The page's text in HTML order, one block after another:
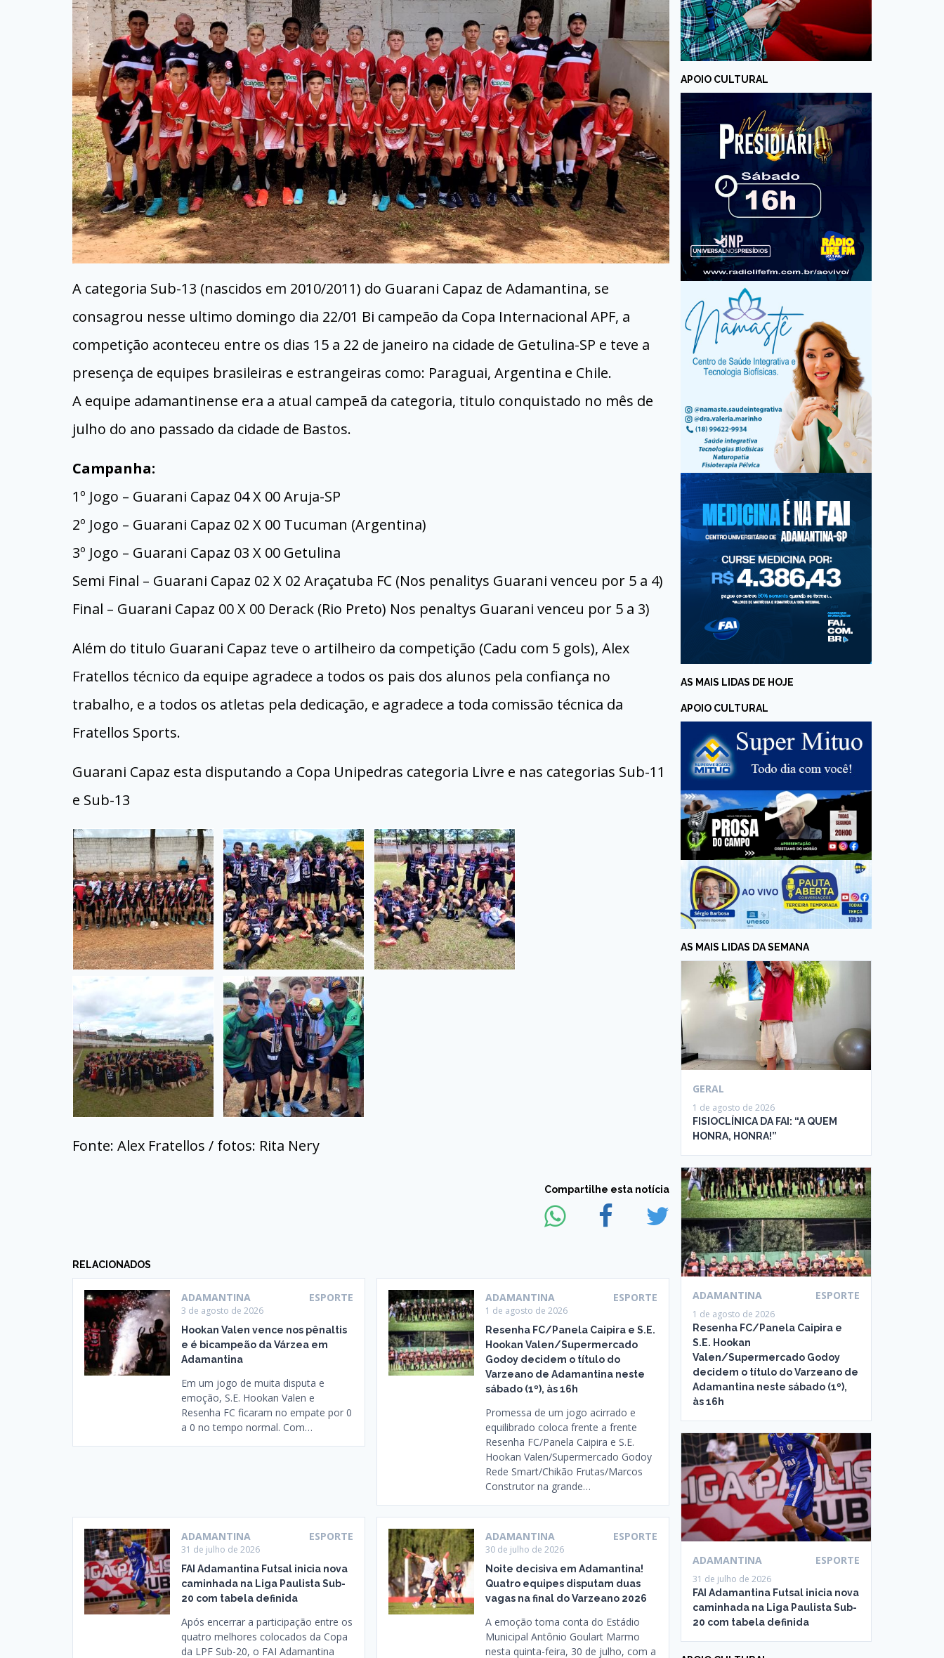
A categoria Sub-13 (nascidos em 2010/2011) do Guarani Capaz de Adamantina, se
consagrou nesse ultimo domingo dia 22/01 Bi campeão da Copa Internacional APF, a
competição aconteceu entre os dias 15 a 22 de janeiro na cidade de Getulina-SP e teve a
presença de equipes brasileiras e estrangeiras como: Paraguai, Argentina e Chile.
A equipe adamantinense era a atual campeã da categoria, titulo conquistado no mês de
julho do ano passado da cidade de Bastos.
Campanha:
1º Jogo – Guarani Capaz 04 X 00 Aruja-SP
2º Jogo – Guarani Capaz 02 X 00 Tucuman (Argentina)
3º Jogo – Guarani Capaz 03 X 00 Getulina
Semi Final – Guarani Capaz 02 X 02 Araçatuba FC (Nos penalitys Guarani venceu por 5 a 4)
Final – Guarani Capaz 00 X 00 Derack (Rio Preto) Nos penaltys Guarani venceu por 5 a 3)
Além do titulo Guarani Capaz teve o artilheiro da competição (Cadu com 5 gols), Alex
Fratellos técnico da equipe agradece a todos os pais dos alunos pela confiança no
trabalho, e a todos os atletas pela dedicação, e agradece a toda comissão técnica da
Fratellos Sports.
Guarani Capaz esta disputando a Copa Unipedras categoria Livre e nas categorias Sub-11
e Sub-13
Fonte: Alex Fratellos / fotos: Rita Nery
Compartilhe esta notícia
RELACIONADOS
ADAMANTINA ESPORTE
3 de agosto de 2026
Hookan Valen vence nos pênaltis
e é bicampeão da Várzea em
Adamantina
Em um jogo de muita disputa e
emoção, S.E. Hookan Valen e
Resenha FC ficaram no empate por 0
a 0 no tempo normal. Com…
ADAMANTINA ESPORTE
1 de agosto de 2026
Resenha FC/Panela Caipira e S.E.
Hookan Valen/Supermercado
Godoy decidem o título do
Varzeano de Adamantina neste
sábado (1º), às 16h
Promessa de um jogo acirrado e
equilibrado coloca frente a frente
Resenha FC/Panela Caipira e S.E.
Hookan Valen/Supermercado Godoy
Rede Smart/Chikão Frutas/Marcos
Construtor na grande…
ADAMANTINA ESPORTE
31 de julho de 2026
FAI Adamantina Futsal inicia nova
caminhada na Liga Paulista Sub-
20 com tabela definida
Após encerrar a participação entre os
quatro melhores colocados da Copa
da LPF Sub-20, o FAI Adamantina
ADAMANTINA ESPORTE
30 de julho de 2026
Noite decisiva em Adamantina!
Quatro equipes disputam duas
vagas na final do Varzeano 2026
A emoção toma conta do Estádio
Municipal Antônio Goulart Marmo
nesta quinta-feira, 30 de julho, com a
APOIO CULTURAL
AS MAIS LIDAS DE HOJE
APOIO CULTURAL
AS MAIS LIDAS DA SEMANA
GERAL
1 de agosto de 2026
FISIOCLÍNICA DA FAI: “A QUEM
HONRA, HONRA!”
ADAMANTINA ESPORTE
1 de agosto de 2026
Resenha FC/Panela Caipira e
S.E. Hookan
Valen/Supermercado Godoy
decidem o título do Varzeano de
Adamantina neste sábado (1º),
às 16h
ADAMANTINA ESPORTE
31 de julho de 2026
FAI Adamantina Futsal inicia nova
caminhada na Liga Paulista Sub-
20 com tabela definida